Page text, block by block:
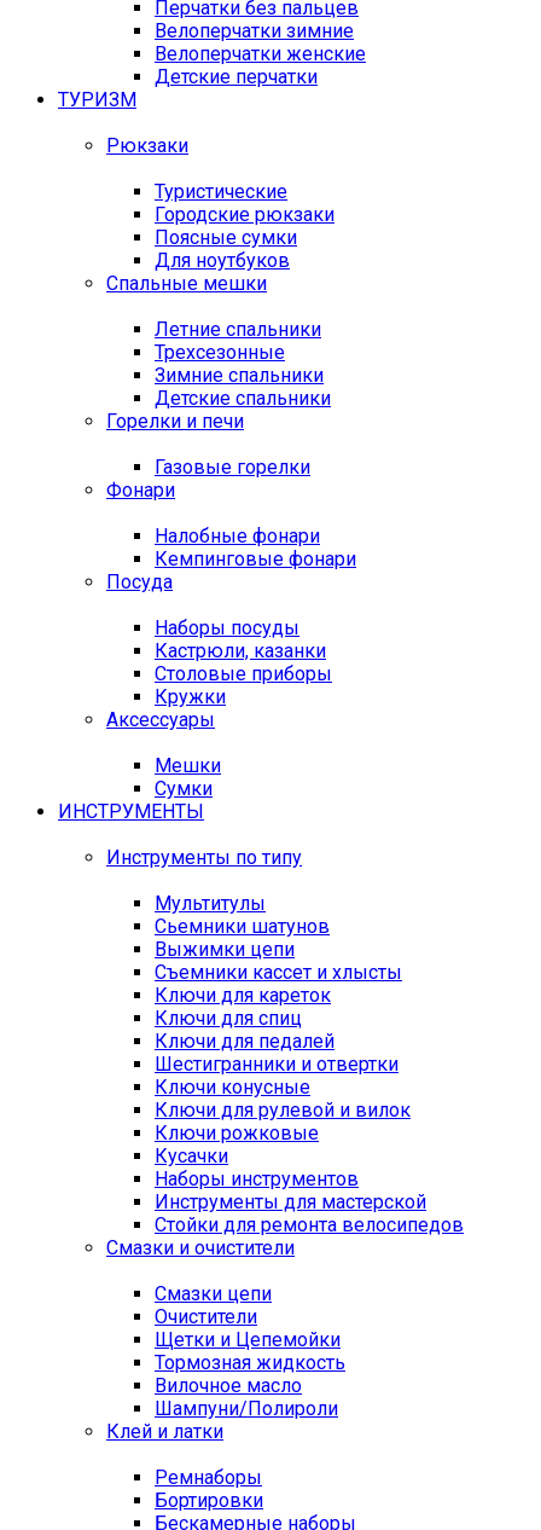
Перчатки без пальцев
Велоперчатки зимние
Велоперчатки женские
Детские перчатки
ТУРИЗМ
Рюкзаки
Туристические
Городские рюкзаки
Поясные сумки
Для ноутбуков
Спальные мешки
Летние спальники
Трехсезонные
Зимние спальники
Детские спальники
Горелки и печи
Газовые горелки
Фонари
Налобные фонари
Кемпинговые фонари
Посуда
Наборы посуды
Кастрюли, казанки
Столовые приборы
Кружки
Аксессуары
Мешки
Сумки
ИНСТРУМЕНТЫ
Инструменты по типу
Мультитулы
Сьемники шатунов
Выжимки цепи
Съемники кассет и хлысты
Ключи для кареток
Ключи для спиц
Ключи для педалей
Шестигранники и отвертки
Ключи конусные
Ключи для рулевой и вилок
Ключи рожковые
Кусачки
Наборы инструментов
Инструменты для мастерской
Стойки для ремонта велосипедов
Смазки и очистители
Смазки цепи
Очистители
Щетки и Цепемойки
Тормозная жидкость
Вилочное масло
Шампуни/Полироли
Клей и латки
Ремнаборы
Бортировки
Бескамерные наборы